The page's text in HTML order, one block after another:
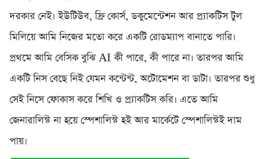
দরকার নেই। ইউটিউব, ফ্রি কোর্স, ডকুমেন্টেশন আর প্র্যাকটিস টুল
মিলিয়ে আমি নিজের মতো করে একটি রোডম্যাপ বানাতে পারি।
প্রথমে আমি বেসিক বুঝি AI কী পারে, কী পারে না। তারপর আমি
একটি নিস বেছে নিই যেমন কন্টেন্ট, অটোমেশন বা ডাটা। তারপর শুধু
সেই নিসে ফোকাস করে শিখি ও প্র্যাকটিস করি। এতে আমি
জেনারালিস্ট না হয়ে স্পেশালিস্ট হই আর মার্কেটে স্পেশালিস্টই দাম
পায়।